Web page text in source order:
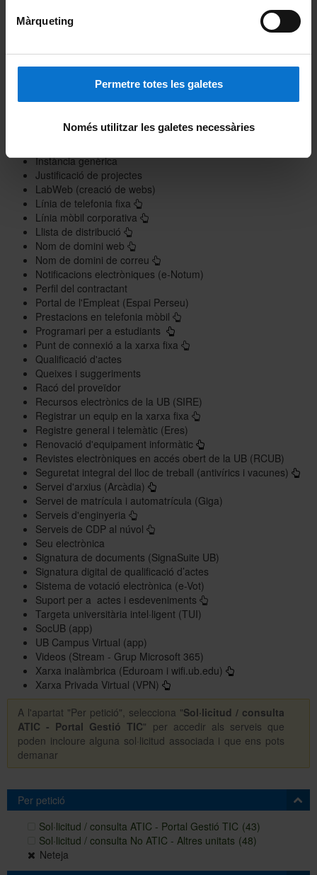
Màrqueting
Permetre totes les galetes
Només utilitzar les galetes necessàries
A l'apartat "Per petició", selecciona "Sol·licitud / consulta
ATIC - Portal Gestió TIC" per accedir als serveis que
poden incloure alguna sol·licitud associada i que ens pots
demanar
Per petició
Sol·licitud / consulta ATIC - Portal Gestió TIC (43)
Sol·licitud / consulta No ATIC - Altres unitats (48)
Neteja
Gestió de recursos academicodocents (Gr@d)
Gravació i difusió d'esdeveniments (Mediateca)
Hostatgeria web
Instal·lació d'impressores
Instància genèrica
Justificació de projectes
LabWeb (creació de webs)
Línia de telefonia fixa
Línia mòbil corporativa
Llista de distribució
Nom de domini web
Nom de domini de correu
Notificacions electròniques (e-Notum)
Perfil del contractant
Portal de l'Empleat (Espai Perseu)
Prestacions en telefonia mòbil
Programari per a estudiants
Punt de connexió a la xarxa fixa
Qualificació d'actes
Queixes i suggeriments
Racó del proveïdor
Recursos electrònics de la UB (SIRE)
Registrar un equip en la xarxa fixa
Registre general i telemàtic (Eres)
Renovació d'equipament informàtic
Revistes electròniques en accés obert de la UB (RCUB)
Seguretat integral del lloc de treball (antivírics i vacunes)
Servei d'arxius (Arcàdia)
Servei de matrícula i automatrícula (Giga)
Serveis d'enginyeria
Serveis de CDP al núvol
Seu electrònica
Signatura de documents (SignaSuite UB)
Signatura digital de qualificació d’actes
Sistema de votació electrònica (e-Vot)
Suport per a actes i esdeveniments
Targeta universitària intel·ligent (TUI)
SocUB (app)
UB Campus Virtual (app)
Videos (Stream - Grup Microsoft 365)
Xarxa inalàmbrica (Eduroam i wifi.ub.edu)
Xarxa Privada Virtual (VPN)